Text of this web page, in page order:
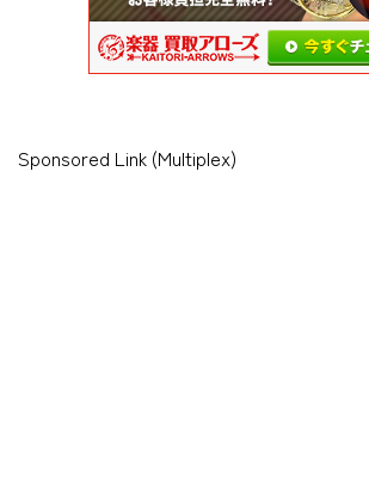
Sponsored Link (Multiplex)